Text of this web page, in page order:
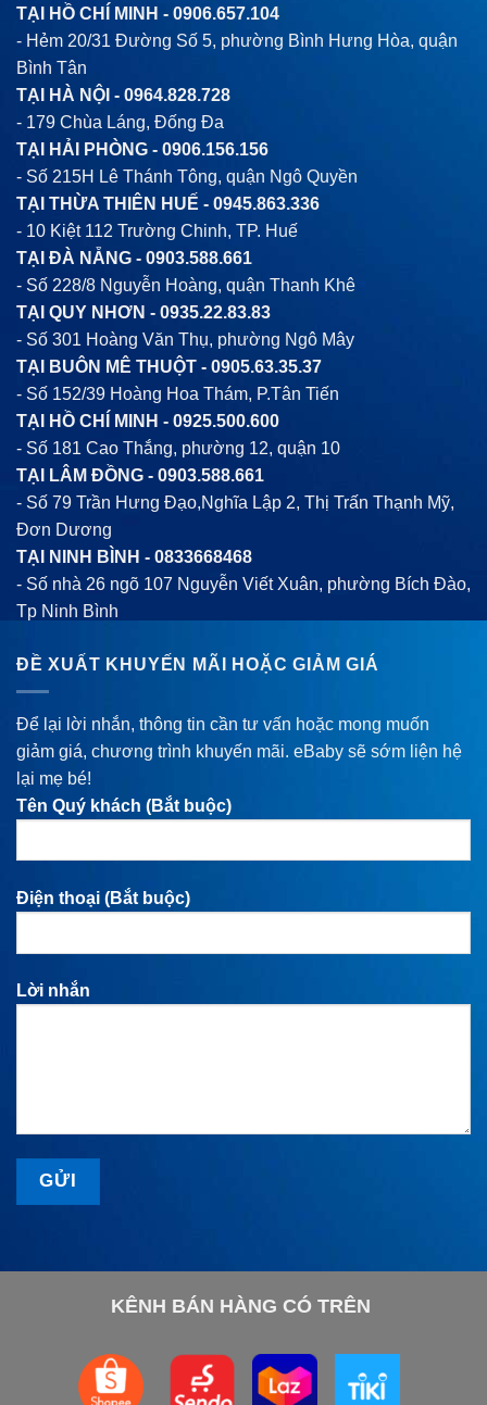
TẠI HỒ CHÍ MINH - 0906.657.104
- Hẻm 20/31 Đường Số 5, phường Bình Hưng Hòa, quận
Bình Tân
TẠI HÀ NỘI - 0964.828.728
- 179 Chùa Láng, Đống Đa
TẠI HẢI PHÒNG - 0906.156.156
- Số 215H Lê Thánh Tông, quận Ngô Quyền
TẠI THỪA THIÊN HUẾ - 0945.863.336
- 10 Kiệt 112 Trường Chinh, TP. Huế
TẠI ĐÀ NẴNG - 0903.588.661
- Số 228/8 Nguyễn Hoàng, quận Thanh Khê
TẠI QUY NHƠN - 0935.22.83.83
- Số 301 Hoàng Văn Thụ, phường Ngô Mây
TẠI BUÔN MÊ THUỘT - 0905.63.35.37
- Số 152/39 Hoàng Hoa Thám, P.Tân Tiến
TẠI HỒ CHÍ MINH - 0925.500.600
- Số 181 Cao Thắng, phường 12, quận 10
TẠI LÂM ĐỒNG - 0903.588.661
- Số 79 Trần Hưng Đạo,Nghĩa Lập 2, Thị Trấn Thạnh Mỹ,
Đơn Dương
TẠI NINH BÌNH - 0833668468
- Số nhà 26 ngõ 107 Nguyễn Viết Xuân, phường Bích Đào,
Tp Ninh Bình
ĐỀ XUẤT KHUYẾN MÃI HOẶC GIẢM GIÁ
Để lại lời nhắn, thông tin cần tư vấn hoặc mong muốn
giảm giá, chương trình khuyến mãi. eBaby sẽ sớm liện hệ
lại mẹ bé!
Tên Quý khách (Bắt buộc)
Điện thoại (Bắt buộc)
Lời nhắn
KÊNH BÁN HÀNG CÓ TRÊN